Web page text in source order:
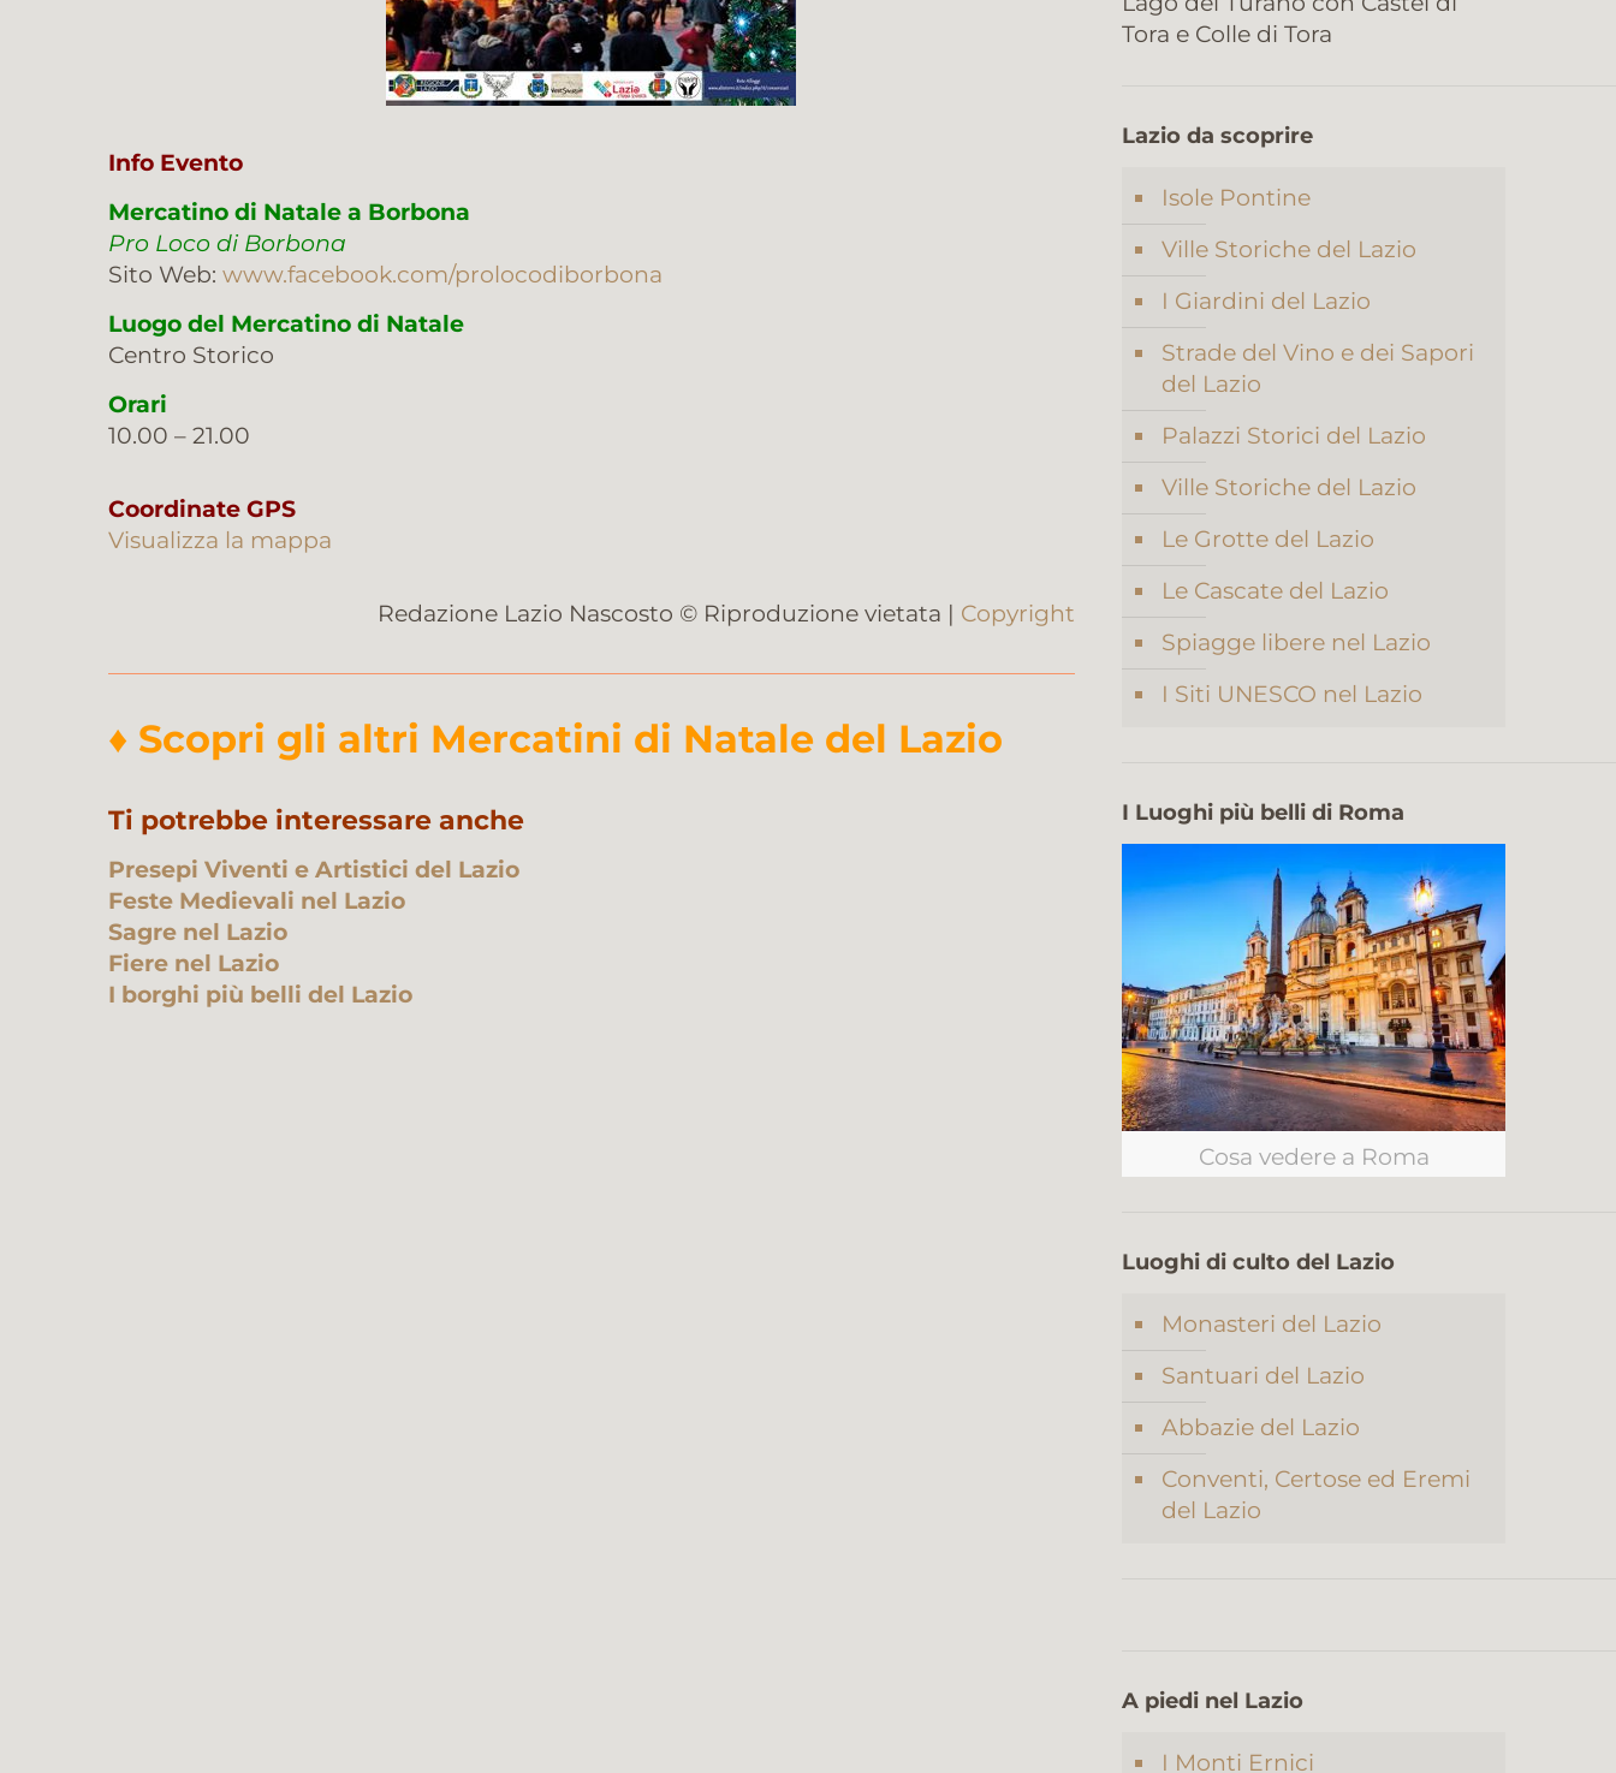
Info Evento
Mercatino di Natale a Borbona
Pro Loco di Borbona
Sito Web:www.facebook.com/prolocodiborbona
Luogo del Mercatino di Natale
Centro Storico
Orari
10.00 – 21.00
Coordinate GPS
Visualizza la mappa
Redazione Lazio Nascosto © Riproduzione vietata | Copyright
♦ Scopri gli altri Mercatini di Natale del Lazio
Ti potrebbe interessare anche
Presepi Viventi e Artistici del Lazio
Feste Medievali nel Lazio
Sagre nel Lazio
Fiere nel Lazio
I borghi più belli del Lazio
Tora e Colle di Tora
Lazio da scoprire
Isole Pontine
Ville Storiche del Lazio
I Giardini del Lazio
Strade del Vino e dei Sapori
del Lazio
Palazzi Storici del Lazio
Ville Storiche del Lazio
Le Grotte del Lazio
Le Cascate del Lazio
Spiagge libere nel Lazio
I Siti UNESCO nel Lazio
I Luoghi più belli di Roma
Cosa vedere a Roma
Luoghi di culto del Lazio
Monasteri del Lazio
Santuari del Lazio
Abbazie del Lazio
Conventi, Certose ed Eremi
del Lazio
A piedi nel Lazio
I Monti Ernici